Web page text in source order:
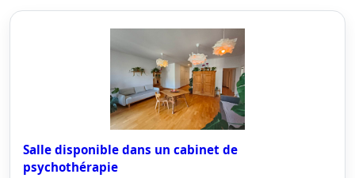
Salle disponible dans un cabinet de
psychothérapie